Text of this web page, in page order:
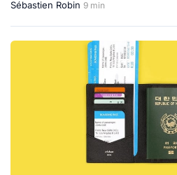
Sébastien Robin 9 min